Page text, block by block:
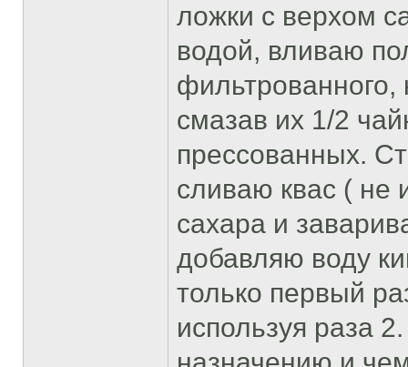
ложки с верхом
водой, вливаю
фильтрованного,
смазав их 1/2
прессованных.
сливаю квас ( не
сахара и
добавляю воду
только первый
используя раза